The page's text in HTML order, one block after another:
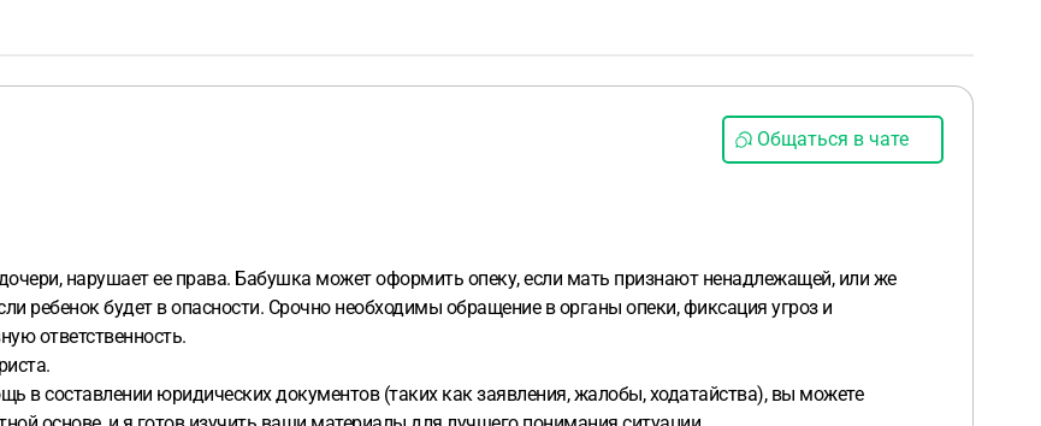
Общаться в чате
нарушает ее права. Бабушка может оформить опеку, если мать признают ненадлежащей, или же
ребенок будет в опасности. Срочно необходимы обращение в органы опеки, фиксация угроз и
ответственность.
в составлении юридических документов (таких как заявления, жалобы, ходатайства), вы можете